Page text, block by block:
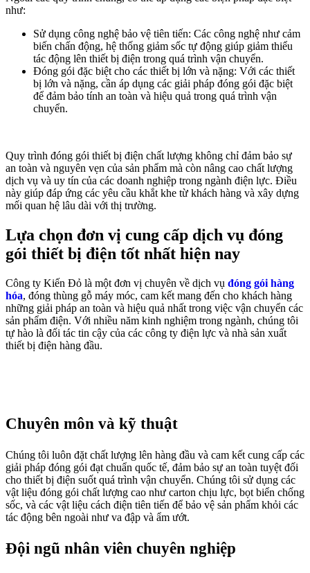
như:
Sử dụng công nghệ bảo vệ tiên tiến: Các công nghệ như cảm
biến chấn động, hệ thống giảm sốc tự động giúp giảm thiểu
tác động lên thiết bị điện trong quá trình vận chuyển.
Đóng gói đặc biệt cho các thiết bị lớn và nặng: Với các thiết
bị lớn và nặng, cần áp dụng các giải pháp đóng gói đặc biệt
để đảm bảo tính an toàn và hiệu quả trong quá trình vận
chuyển.
Quy trình đóng gói thiết bị điện chất lượng không chỉ đảm bảo sự
an toàn và nguyên vẹn của sản phẩm mà còn nâng cao chất lượng
dịch vụ và uy tín của các doanh nghiệp trong ngành điện lực. Điều
này giúp đáp ứng các yêu cầu khắt khe từ khách hàng và xây dựng
mối quan hệ lâu dài với thị trường.
Lựa chọn đơn vị cung cấp dịch vụ đóng
gói thiết bị điện tốt nhất hiện nay
Công ty Kiến Đỏ là một đơn vị chuyên về dịch vụ đóng gói hàng
hóa, đóng thùng gỗ máy móc, cam kết mang đến cho khách hàng
những giải pháp an toàn và hiệu quả nhất trong việc vận chuyển các
sản phẩm điện. Với nhiều năm kinh nghiệm trong ngành, chúng tôi
tự hào là đối tác tin cậy của các công ty điện lực và nhà sản xuất
thiết bị điện hàng đầu.
Chuyên môn và kỹ thuật
Chúng tôi luôn đặt chất lượng lên hàng đầu và cam kết cung cấp các
giải pháp đóng gói đạt chuẩn quốc tế, đảm bảo sự an toàn tuyệt đối
cho thiết bị điện suốt quá trình vận chuyển. Chúng tôi sử dụng các
vật liệu đóng gói chất lượng cao như carton chịu lực, bọt biển chống
sốc, và các vật liệu cách điện tiên tiến để bảo vệ sản phẩm khỏi các
tác động bên ngoài như va đập và ẩm ướt.
Đội ngũ nhân viên chuyên nghiệp